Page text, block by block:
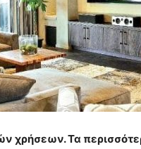
χρήσεων. Τα